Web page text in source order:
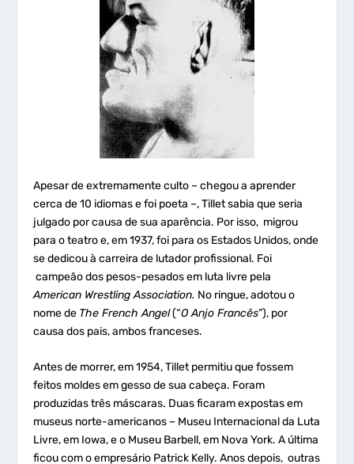
Apesar de extremamente culto – chegou a aprender
cerca de 10 idiomas e foi poeta –, Tillet sabia que seria
julgado por causa de sua aparência. Por isso, migrou
para o teatro e, em 1937, foi para os Estados Unidos, onde
se dedicou à carreira de lutador profissional. Foi
campeão dos pesos-pesados em luta livre pela
American Wrestling Association. No ringue, adotou o
nome de The French Angel(“O Anjo Francês”), por
causa dos pais, ambos franceses.
Antes de morrer, em 1954, Tillet permitiu que fossem
feitos moldes em gesso de sua cabeça. Foram
produzidas três máscaras. Duas ficaram expostas em
museus norte-americanos – Museu Internacional da Luta
Livre, em Iowa, e o Museu Barbell, em Nova York. A última
ficou com o empresário Patrick Kelly. Anos depois, outras